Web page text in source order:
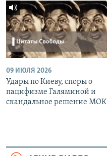
09 ИЮЛЯ 2026
Удары по Киеву, споры о
пацифизме Галяминой и
скандальное решение МОК